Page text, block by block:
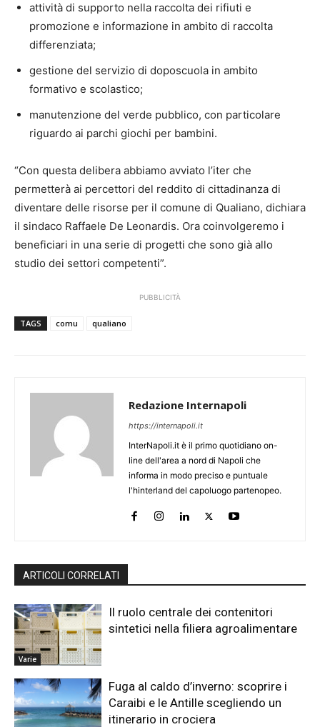
attività di supporto nella raccolta dei rifiuti e
promozione e informazione in ambito di raccolta
differenziata;
gestione del servizio di doposcuola in ambito
formativo e scolastico;
manutenzione del verde pubblico, con particolare
riguardo ai parchi giochi per bambini.
“Con questa delibera abbiamo avviato l’iter che
permetterà ai percettori del reddito di cittadinanza di
diventare delle risorse per il comune di Qualiano, dichiara
il sindaco Raffaele De Leonardis. Ora coinvolgeremo i
beneficiari in una serie di progetti che sono già allo
studio dei settori competenti”.
PUBBLICITÀ
TAGS comu qualiano
Redazione Internapoli
https://internapoli.it
InterNapoli.it è il primo quotidiano on-
line dell'area a nord di Napoli che
informa in modo preciso e puntuale
l'hinterland del capoluogo partenopeo.
ARTICOLI CORRELATI
Varie
Il ruolo centrale dei contenitori
sintetici nella filiera agroalimentare
Fuga al caldo d’inverno: scoprire i
Caraibi e le Antille scegliendo un
itinerario in crociera